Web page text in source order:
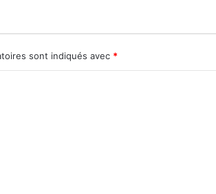
sont indiqués avec *